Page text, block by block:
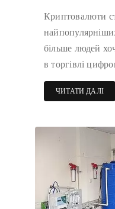
Криптовалюти
більше людей
в торгівлі
ЧИТАТИ ДАЛІ